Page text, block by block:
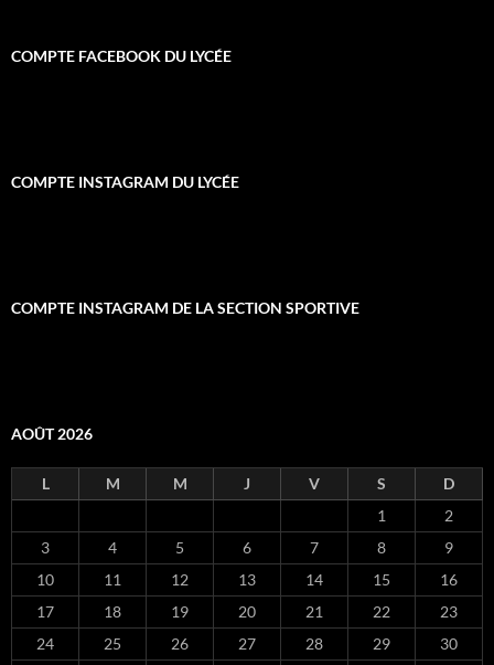
COMPTE FACEBOOK DU LYCÉE
COMPTE INSTAGRAM DU LYCÉE
COMPTE INSTAGRAM DE LA SECTION SPORTIVE
AOÛT 2026
L M M J V S
D
1
2
3
4 5 6 7 8
9
10
11 12 13 14 15
16
17
18 19 20 21 22
23
24
25 26 27 28 29
30